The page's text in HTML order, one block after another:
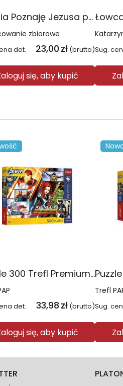
Religia Poznaję Jezusa podręcznik dla klasy 3 szkoły podstawowej
zbiorowe
det. 23,00 zł (brutto)
się, aby kupić
Sug.
Puzzle 300 Trefl Premium Plus Kids Disney Marvel the Avengers Siła Drużyny 23046
det. 33,98 zł (brutto)
się, aby kupić
Trefl
Sug.